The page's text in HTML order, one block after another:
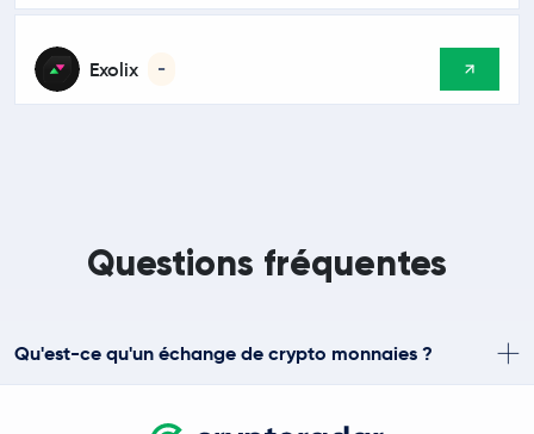
Exolix -
Questions fréquentes
Qu'est-ce qu'un échange de crypto monnaies ?